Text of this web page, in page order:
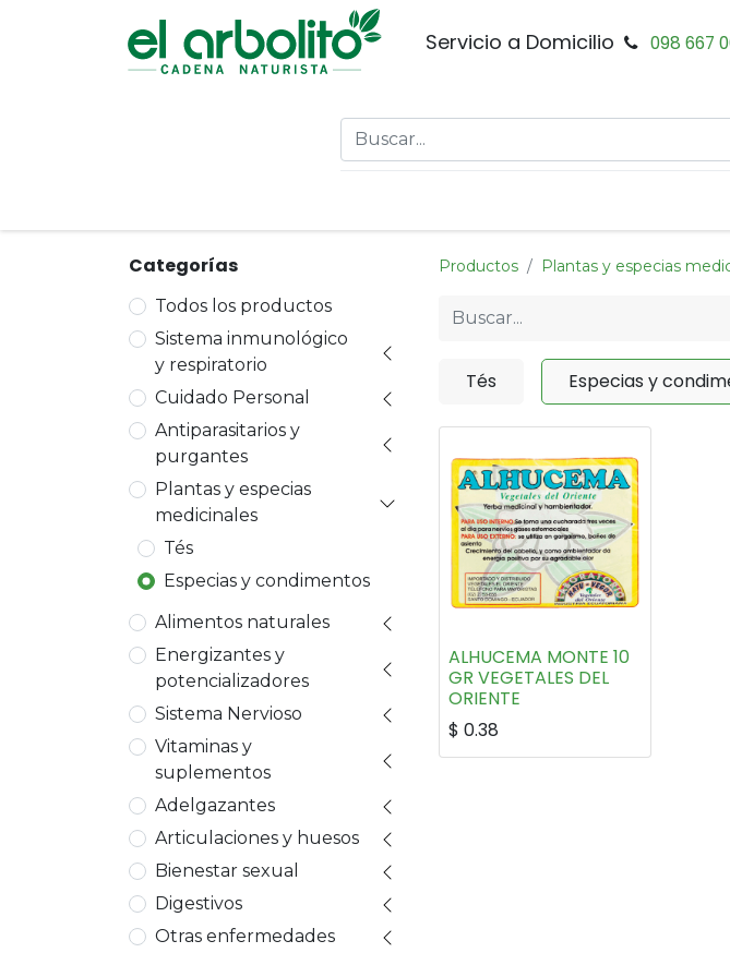
Servicio a Domicilio 098 667
Categorías
Todos los productos
Sistema inmunológico
y respiratorio
Cuidado Personal
Antiparasitarios y
purgantes
Plantas y especias
medicinales
Tés
Especias y condimentos
Alimentos naturales
Energizantes y
potencializadores
Sistema Nervioso
Vitaminas y
suplementos
Adelgazantes
Articulaciones y huesos
Bienestar sexual
Digestivos
Otras enfermedades
Productos Plantas y especias
Tés Especias y
ALHUCEMA MONTE 10
GR VEGETALES DEL
ORIENTE
$ 0.38